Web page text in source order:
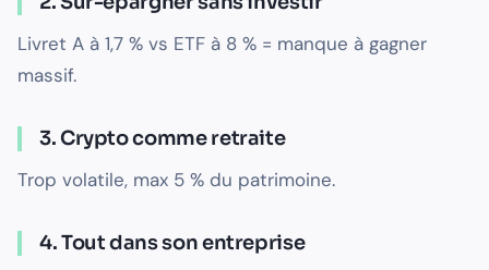
Livret A à 1,7 % vs ETF à 8 % = manque à gagner
massif.
3. Crypto comme retraite
Trop volatile, max 5 % du patrimoine.
4. Tout dans son entreprise